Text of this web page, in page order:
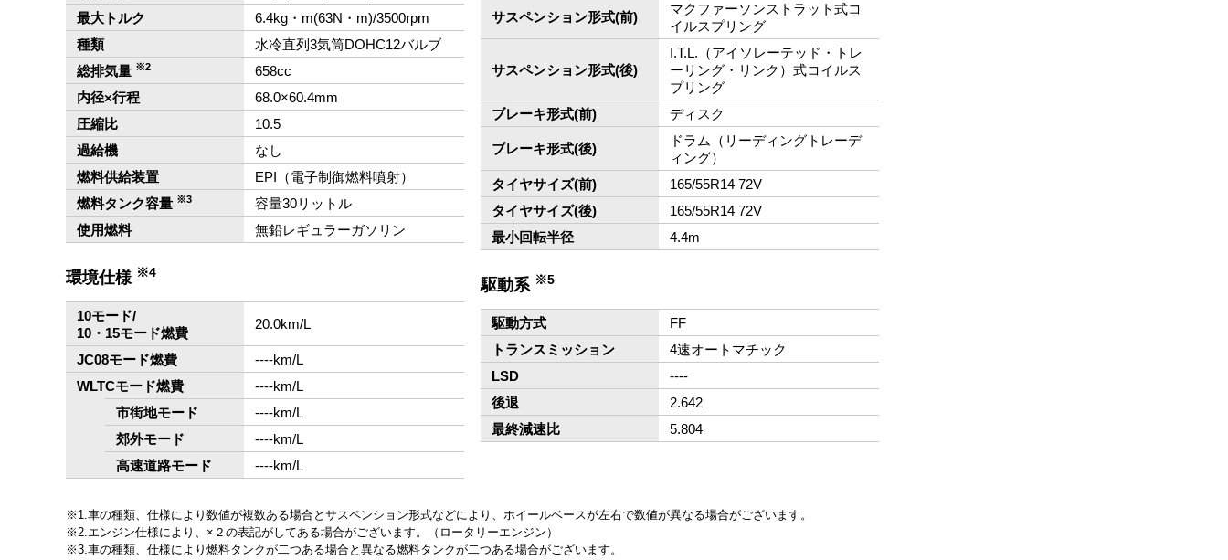
最大トルク
6.4kg・m(63N・m)/3500rpm
種類
水冷直列3気筒DOHC12バルブ
総排気量 ※2
658cc
内径×行程
68.0×60.4mm
圧縮比
10.5
過給機
なし
燃料供給装置
EPI（電子制御燃料噴射）
燃料タンク容量 ※3
容量30リットル
使用燃料
無鉛レギュラーガソリン
環境仕様 ※4
10モード/
10・15モード燃費
20.0km/L
JC08モード燃費
‐‐‐‐km/L
WLTCモード燃費
‐‐‐‐km/L
市街地モード
‐‐‐‐km/L
郊外モード
‐‐‐‐km/L
高速道路モード
‐‐‐‐km/L
サスペンション形式(前)
マクファーソンストラット式コ
イルスプリング
サスペンション形式(後)
I.T.L.（アイソレーテッド・トレ
ーリング・リンク）式コイルス
プリング
ブレーキ形式(前)
ディスク
ブレーキ形式(後)
ドラム（リーディングトレーデ
ィング）
タイヤサイズ(前)
165/55R14 72V
タイヤサイズ(後)
165/55R14 72V
最小回転半径
4.4m
駆動系 ※5
駆動方式
FF
トランスミッション
4速オートマチック
LSD
‐‐‐‐
後退
2.642
最終減速比
5.804
1.車の種類、仕様により数値が複数ある場合とサスペンション形式などにより、ホイールベースが左右で数値が異なる場合がございます。
2.エンジン仕様により、×２の表記がしてある場合がございます。（ロータリーエンジン）
3.車の種類、仕様により燃料タンクが二つある場合と異なる燃料タンクが二つある場合がございます。